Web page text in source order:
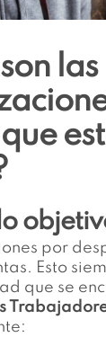
las
por
Esto
que se